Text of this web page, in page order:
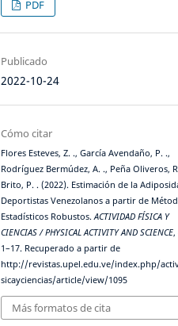
PDF
Publicado
2022-10-24
Cómo citar
Flores Esteves, Z. ., García Avendaño, P. .,
Rodríguez Bermúdez, A. ., Peña Oliveros,
Brito, P. . (2022). Estimación de la
Deportistas Venezolanos a partir de
Estadísticos Robustos.ACTIVIDAD FÍSICA Y
CIENCIAS / PHYSICAL ACTIVITY AND SCIENCE,
1–17. Recuperado a partir de
http://revistas.upel.edu.ve/index.php/
sicayciencias/article/view/1095
Más formatos de cita